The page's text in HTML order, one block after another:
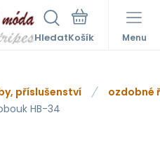
Hledat Menu
příslušenství
ozdobné
HB-34